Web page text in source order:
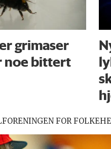
grimaser
noe bittert
FOR